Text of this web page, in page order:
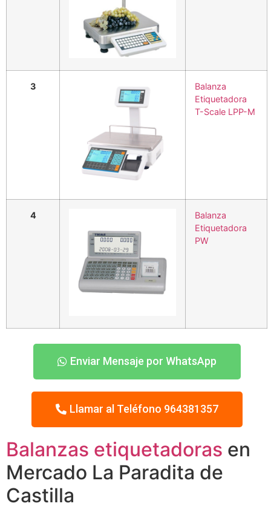
3
Balanza
Etiquetadora
T-Scale LPP-M
4
Balanza
Etiquetadora
PW
Enviar Mensaje por WhatsApp
Llamar al Teléfono 964381357
Balanzas etiquetadoras en
Mercado La Paradita de
Castilla